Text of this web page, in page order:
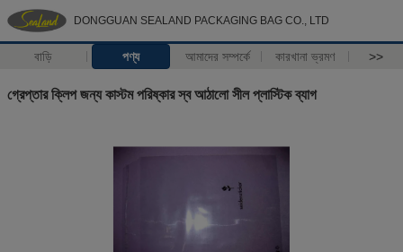
DONGGUAN SEALAND PACKAGING BAG CO., LTD
বাড়ি পণ্য আমাদের সম্পর্কে কারখানা ভ্রমণ >>
গ্রেপ্তার ক্লিপ জন্য কাস্টম পরিষ্কার স্ব আঠালো সীল প্লাস্টিক ব্যাগ